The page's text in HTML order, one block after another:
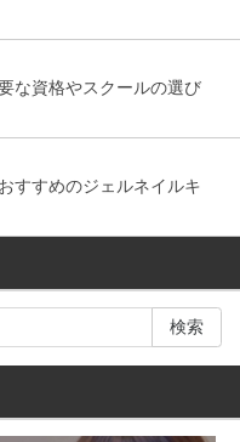
な資格やスクールの選び
すすめのジェルネイルキ